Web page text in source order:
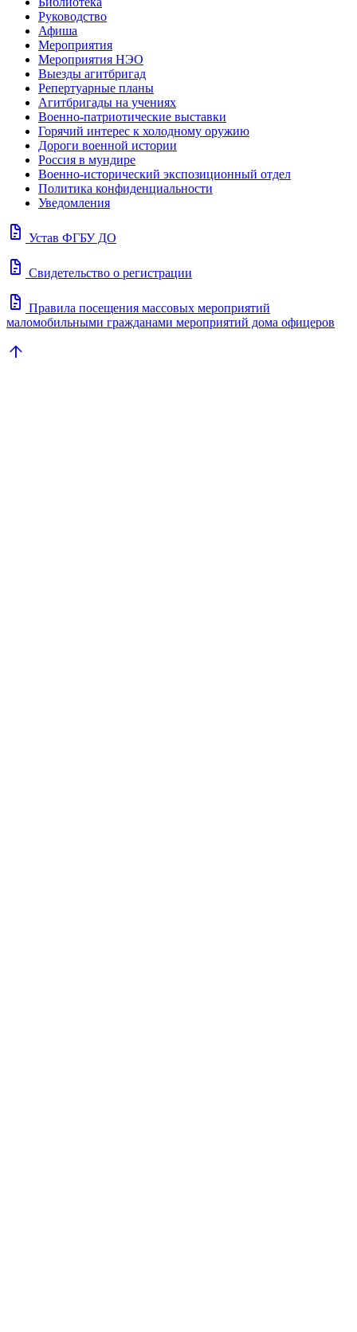
Руководство
Афиша
Мероприятия
Мероприятия НЭО
Выезды агитбригад
Репертуарные планы
Агитбригады на учениях
Военно-патриотические выставки
Горячий интерес к холодному оружию
Дороги военной истории
Россия в мундире
Военно-исторический экспозиционный отдел
Политика конфиденциальности
Уведомления
docs Устав ФГБУ ДО
docs Свидетельство о регистрации
docs Правила посещения массовых мероприятий
маломобильными гражданами мероприятий дома офицеров
arrow_upward